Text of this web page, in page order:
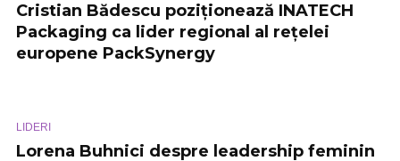
Cristian Bădescu poziționează INATECH
Packaging ca lider regional al rețelei
europene PackSynergy
LIDERI
Lorena Buhnici despre leadership feminin